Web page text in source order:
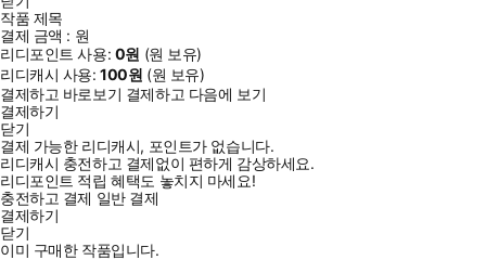
작품 제목
결제 금액 : 원
리디포인트 사용: 0원 (원 보유)
리디캐시 사용:100원 (원 보유)
결제하고 바로보기 결제하고 다음에 보기
결제하기
닫기
결제 가능한 리디캐시, 포인트가 없습니다.
리디캐시 충전하고 결제없이 편하게 감상하세요.
리디포인트 적립 혜택도 놓치지 마세요!
충전하고 결제 일반 결제
결제하기
닫기
이미 구매한 작품입니다.